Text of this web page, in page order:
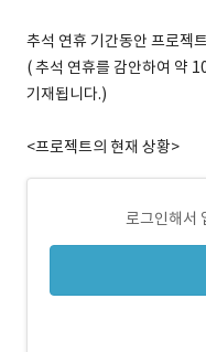
추석 연휴 기간동안 프로젝
( 추석 연휴를 감안하여 약
기재됩니다.)
<프로젝트의 현재 상황>
로그인해서